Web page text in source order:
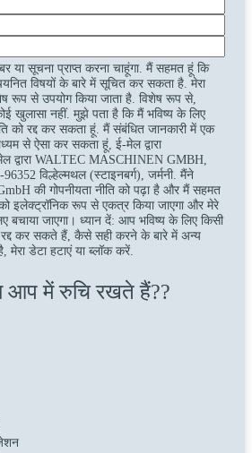
या सूचना प्राप्त करना चाहूंगा. मैं सहमत हूं कि
विषयों के बारे में सूचित कर सकता है. मेरा
रूप से उपयोग किया जाता है. विशेष रूप से,
खुलासा नहीं. मुझे पता है कि मैं भविष्य के लिए
को रद्द कर सकता हूं. मैं संबंधित जानकारी में एक
से ऐसा कर सकता हूं, ई-मेल द्वारा
द्वारा WALTEC MASCHINEN GMBH,
विल्हेल्मथल (स्टाइनबर्ग), जर्मनी. मैंने
की गोपनीयता नीति को पढ़ा है और मैं सहमत
इलेक्ट्रॉनिक रूप से एकत्र किया जाएगा और मेरे
बचाया जाएगा। ध्यान दें: आप भविष्य के लिए किसी
कर सकते हैं, कैसे सही करने के बारे में अन्य
मेरा डेटा हटाएं या ब्लॉक करें.
आप में रुचि रखते हैं??